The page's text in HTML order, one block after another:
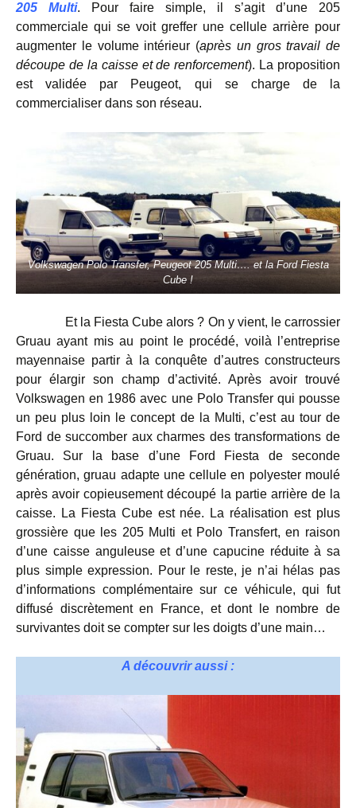
205 Multi. Pour faire simple, il s’agit d’une 205
commerciale qui se voit greffer une cellule arrière pour
augmenter le volume intérieur (après un gros travail de
découpe de la caisse et de renforcement). La proposition
est validée par Peugeot, qui se charge de la
commercialiser dans son réseau.
Volkswagen Polo Transfer, Peugeot 205 Multi…. et la Ford Fiesta
Cube !
Et la Fiesta Cube alors ? On y vient, le carrossier
Gruau ayant mis au point le procédé, voilà l’entreprise
mayennaise partir à la conquête d’autres constructeurs
pour élargir son champ d’activité. Après avoir trouvé
Volkswagen en 1986 avec une Polo Transfer qui pousse
un peu plus loin le concept de la Multi, c’est au tour de
Ford de succomber aux charmes des transformations de
Gruau. Sur la base d’une Ford Fiesta de seconde
génération, gruau adapte une cellule en polyester moulé
après avoir copieusement découpé la partie arrière de la
caisse. La Fiesta Cube est née. La réalisation est plus
grossière que les 205 Multi et Polo Transfert, en raison
d’une caisse anguleuse et d’une capucine réduite à sa
plus simple expression. Pour le reste, je n’ai hélas pas
d’informations complémentaire sur ce véhicule, qui fut
diffusé discrètement en France, et dont le nombre de
survivantes doit se compter sur les doigts d’une main…
A découvrir aussi :